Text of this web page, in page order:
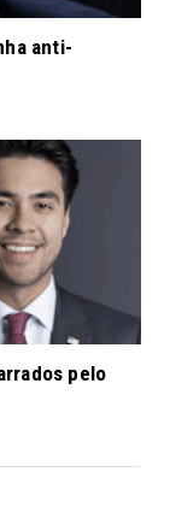
anti-
pelo